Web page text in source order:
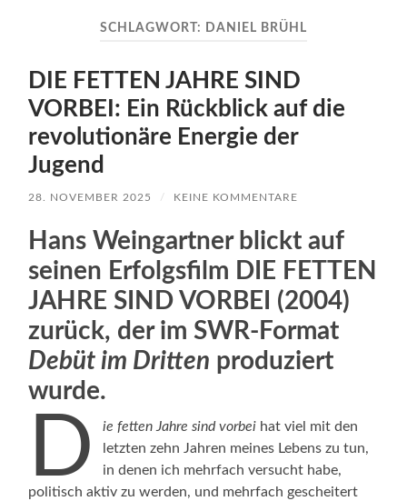
SCHLAGWORT: DANIEL BRÜHL
DIE FETTEN JAHRE SIND
VORBEI: Ein Rückblick auf die
revolutionäre Energie der
Jugend
28. NOVEMBER 2025 / KEINE KOMMENTARE
Hans Weingartner blickt auf
seinen Erfolgsfilm DIE FETTEN
JAHRE SIND VORBEI (2004)
zurück, der im SWR-Format
Debüt im Dritten produziert
wurde.
D ie fetten Jahre sind vorbeihat viel mit den
letzten zehn Jahren meines Lebens zu tun,
in denen ich mehrfach versucht habe,
politisch aktiv zu werden, und mehrfach gescheitert